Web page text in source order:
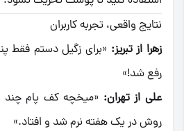
نتایج واقعی، تجربه کاربران
زهرا از تبریز: «برای زگیل دستم فقط
رفع شد!»
علی از تهران: «میخچه کف پام چند
روش در یک هفته نرم شد و افتاد.»